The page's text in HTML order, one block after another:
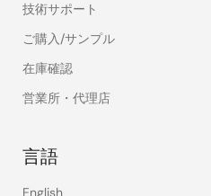
技術サポート
ご購入/サンプル
在庫確認
営業所・代理店
言語
English